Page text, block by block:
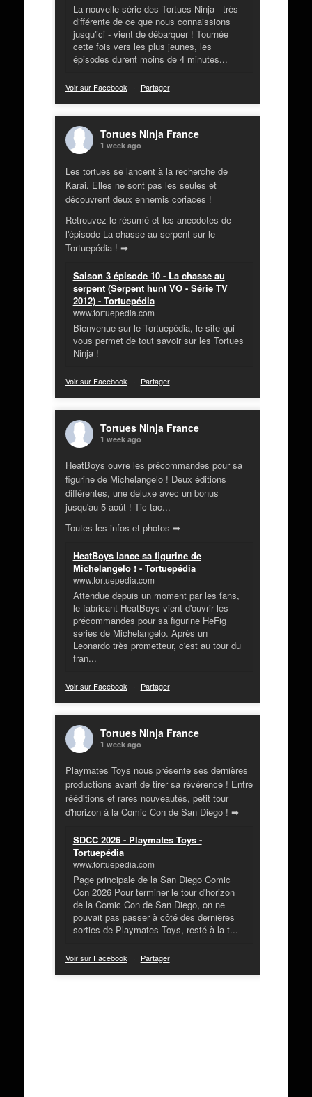
La nouvelle série des Tortues Ninja - très
différente de ce que nous connaissions
jusqu'ici - vient de débarquer ! Tournée
cette fois vers les plus jeunes, les
épisodes durent moins de 4 minutes...
Voir sur Facebook · Partager
Tortues Ninja France
1 week ago
Les tortues se lancent à la recherche de
Karai. Elles ne sont pas les seules et
découvrent deux ennemis coriaces !
Retrouvez le résumé et les anecdotes de
l'épisode La chasse au serpent sur le
Tortuepédia ! ➡
Saison 3 épisode 10 - La chasse au
serpent (Serpent hunt VO - Série TV
2012) - Tortuepédia
www.tortuepedia.com
Bienvenue sur le Tortuepédia, le site qui
vous permet de tout savoir sur les Tortues
Ninja !
Voir sur Facebook · Partager
Tortues Ninja France
1 week ago
HeatBoys ouvre les précommandes pour sa
figurine de Michelangelo ! Deux éditions
différentes, une deluxe avec un bonus
jusqu'au 5 août ! Tic tac...
Toutes les infos et photos ➡
HeatBoys lance sa figurine de
Michelangelo ! - Tortuepédia
www.tortuepedia.com
Attendue depuis un moment par les fans,
le fabricant HeatBoys vient d'ouvrir les
précommandes pour sa figurine HeFig
series de Michelangelo. Après un
Leonardo très prometteur, c'est au tour du
fran...
Voir sur Facebook · Partager
Tortues Ninja France
1 week ago
Playmates Toys nous présente ses dernières
productions avant de tirer sa révérence ! Entre
rééditions et rares nouveautés, petit tour
d'horizon à la Comic Con de San Diego ! ➡
SDCC 2026 - Playmates Toys -
Tortuepédia
www.tortuepedia.com
Page principale de la San Diego Comic
Con 2026 Pour terminer le tour d'horizon
de la Comic Con de San Diego, on ne
pouvait pas passer à côté des dernières
sorties de Playmates Toys, resté à la t...
Voir sur Facebook · Partager